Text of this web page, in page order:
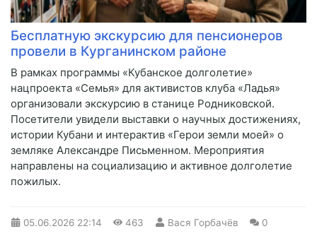
Бесплатную экскурсию для пенсионеров
провели в Курганинском районе
В рамках программы «Кубанское долголетие»
нацпроекта «Семья» для активистов клуба «Ладья»
организовали экскурсию в станице Родниковской.
Посетители увидели выставки о научных достижениях,
истории Кубани и интерактив «Герои земли моей» о
земляке Александре Письменном. Мероприятия
направлены на социализацию и активное долголетие
пожилых.
05.06.2026 22:14 463 Вася Горбачёв 0